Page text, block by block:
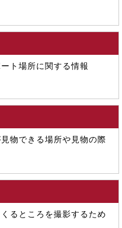
ト場所に関する情報
物できる場所や見物の際
るところを撮影するため